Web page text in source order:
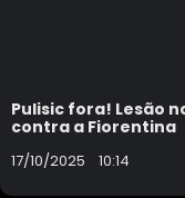
Pulisic fora! Lesão
contra a Fiorentina
17/10/2025 10:14